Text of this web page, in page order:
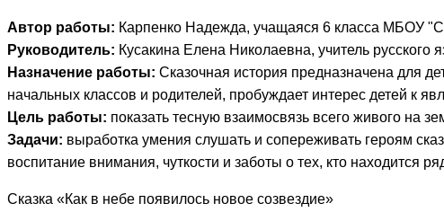
Автор работы: Карпенко Надежда, учащаяся 6 класса МБОУ
Руководитель: Кусакина Елена Николаевна, учитель
Назначение работы: Сказочная история предназначена для
начальных классов и родителей, пробуждает интерес детей к
Цель работы: показать тесную взаимосвязь всего живого на
Задачи: выработка умения слушать и сопереживать героям
воспитание внимания, чуткости и заботы о тех, кто находится
Сказка «Как в небе появилось новое созвездие»